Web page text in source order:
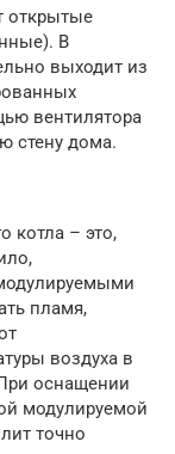
открытые
В
выходит из
вентилятора
стену дома.
котла – это,
пламя,
воздуха в
оснащении
модулируемой
точно